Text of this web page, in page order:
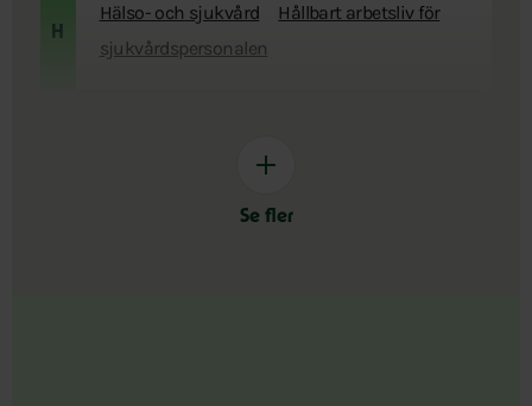
H
Hälso- och sjukvård
Hållbart arbetsliv för
sjukvårdspersonalen
Se fler